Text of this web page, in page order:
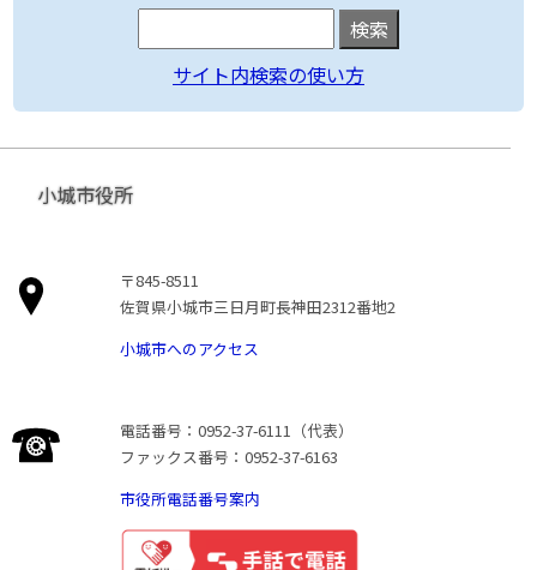
サイト内検索の使い方
小城市役所
〒845-8511
佐賀県小城市三日月町長神田2312番地2
小城市へのアクセス
電話番号：0952-37-6111（代表）
ファックス番号：0952-37-6163
市役所電話番号案内